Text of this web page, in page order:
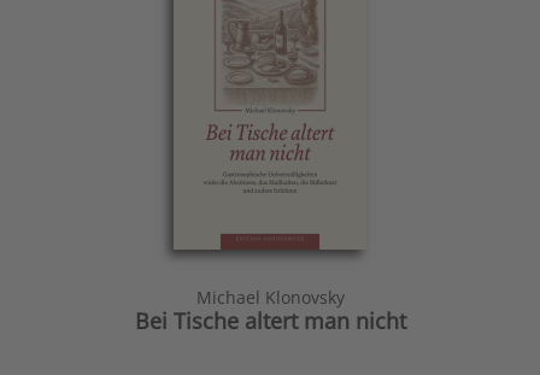
Michael Klonovsky
Bei Tische altert man nicht